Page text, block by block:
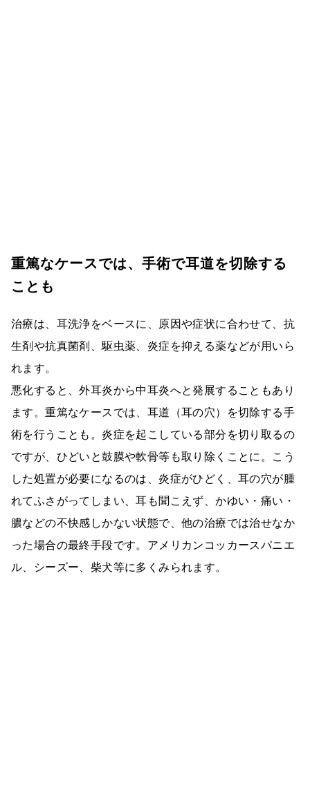
重篤なケースでは、手術で耳道を切除する
ことも
治療は、耳洗浄をベースに、原因や症状に合わせて、抗
生剤や抗真菌剤、駆虫薬、炎症を抑える薬などが用いら
れます。
悪化すると、外耳炎から中耳炎へと発展することもあり
ます。重篤なケースでは、耳道（耳の穴）を切除する手
術を行うことも。炎症を起こしている部分を切り取るの
ですが、ひどいと鼓膜や軟骨等も取り除くことに。こう
した処置が必要になるのは、炎症がひどく、耳の穴が腫
れてふさがってしまい、耳も聞こえず、かゆい・痛い・
膿などの不快感しかない状態で、他の治療では治せなか
った場合の最終手段です。アメリカンコッカースパニエ
ル、シーズー、柴犬等に多くみられます。